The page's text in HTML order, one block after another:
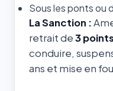
Sous les ponts ou
La Sanction :
retrait de3 points
conduire,
ans et mise en